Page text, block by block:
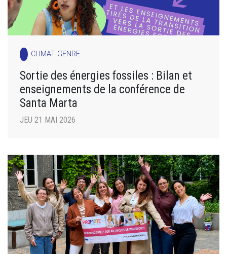
CLIMAT GENRE
Sortie des énergies fossiles : Bilan et
enseignements de la conférence de
Santa Marta
JEU 21 MAI 2026